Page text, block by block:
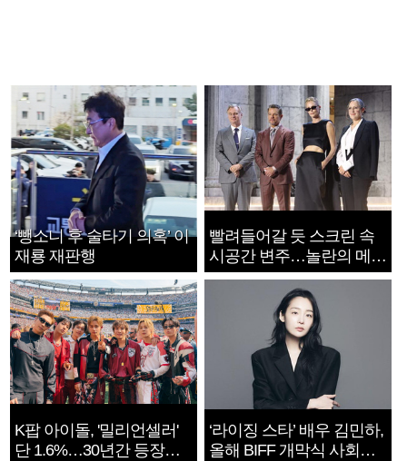
‘뺑소니 후 술타기 의혹’ 이
재룡 재판행
빨려들어갈 듯 스크린 속
시공간 변주…놀란의 메시
지는 ‘전쟁 속죄’
K팝 아이돌, '밀리언셀러'
단 1.6%…30년간 등장
‘라이징 스타’ 배우 김민하,
올해 BIFF 개막식 사회자